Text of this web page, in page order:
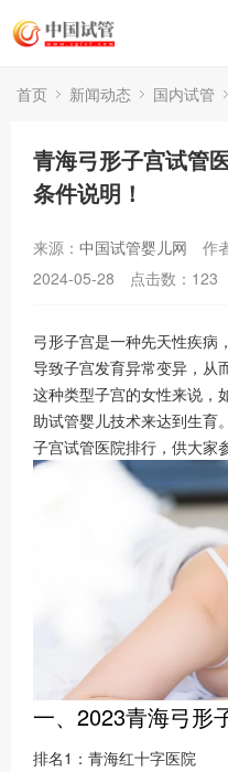
首页 新闻动态 国内试管
青海弓形子宫试管
条件说明！
来源： 中国试管婴儿网 作
2024-05-28
点击数： 123
弓形子宫是一种先天性疾病
导致子宫发育异常变异，从
这种类型子宫的女性来说，
助试管婴儿技术来达到生育
子宫试管医院排行，供大家
一、2023青海弓形
排名1：青海红十字医院